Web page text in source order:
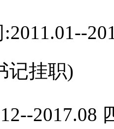
记挂职)
2017.08